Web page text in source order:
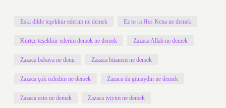
Eski dilde teşekkür ederim ne demek Ez to ra Hes Kena ne demek
Kürtçe teşekkür ederim demek ne demek Zazaca Allah ne demek
Zazaca babaya ne denir Zazaca bitanem ne demek
Zazaca çok özledim ne demek Zazaca da günaydın ne demek
Zazaca esto ne demek Zazaca iyiyim ne demek